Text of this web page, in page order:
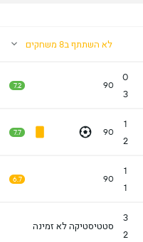
לא השתתף ב8 משחקים
0
3
90
7.2
1
2
90
7.7
1
1
90
6.7
3
2
סטטיסטיקה לא זמינה